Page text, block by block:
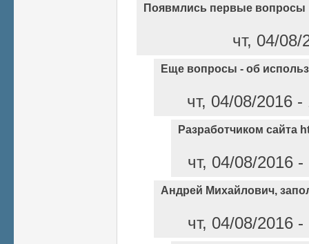
Появмлись первые вопросы
чт, 04/
Еще вопросы - об
чт, 04/08/2016
Разработчиком сайта
чт, 04/08/2016
Андрей Михайлович,
чт, 04/08/2016